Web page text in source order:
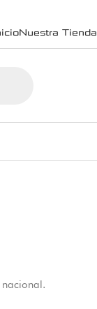
Nuestra Tienda